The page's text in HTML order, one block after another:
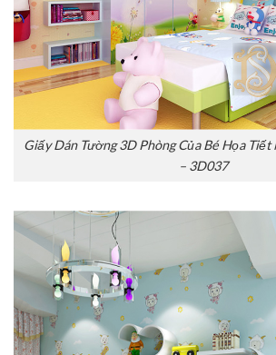
Giấy Dán Tường 3D Phòng Của Bé Họa
– 3D037